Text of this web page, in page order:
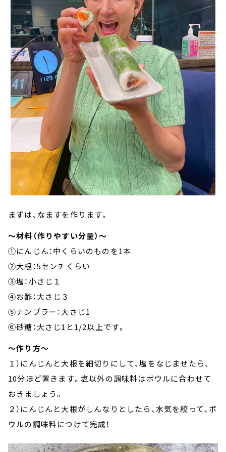
まずは、なますを作ります。
～材料（作りやすい分量）～
①にんじん：中くらいのものを1本
②大根：5センチくらい
③塩：小さじ１
④お酢：大さじ３
⑤ナンプラー：大さじ1
⑥砂糖：大さじ1と1/2以上です。
～作り方～
１）にんじんと大根を細切りにして、塩をなじませたら、
10分ほど置きます。塩以外の調味料はボウルに合わせて
おきましょう。
２）にんじんと大根がしんなりとしたら、水気を絞って、ボ
ウルの調味料につけて完成！